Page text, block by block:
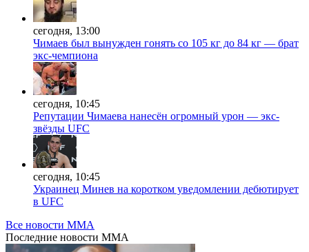
сегодня, 13:00
Чимаев был вынужден гонять со 105 кг до 84 кг — брат
экс-чемпиона
сегодня, 10:45
Репутации Чимаева нанесён огромный урон — экс-
звёзды UFC
сегодня, 10:45
Украинец Минев на коротком уведомлении дебютирует
в UFC
Все новости MMA
Последние новости MMA